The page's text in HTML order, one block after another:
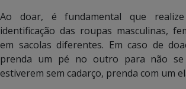
Ao doar, é fundamental que
identificação das roupas masculinas,
em sacolas diferentes. Em caso de
prenda um pé no outro para não se
estiverem sem cadarço, prenda com um